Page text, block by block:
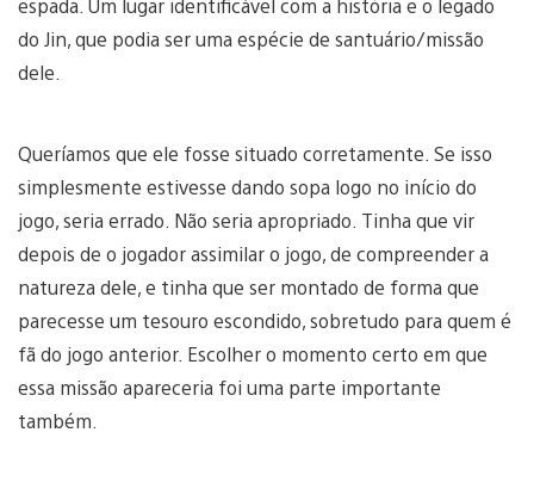
do Jin, que podia ser uma espécie de santuário/missão
dele.
Queríamos que ele fosse situado corretamente. Se isso
simplesmente estivesse dando sopa logo no início do
jogo, seria errado. Não seria apropriado. Tinha que vir
depois de o jogador assimilar o jogo, de compreender a
natureza dele, e tinha que ser montado de forma que
parecesse um tesouro escondido, sobretudo para quem é
fã do jogo anterior. Escolher o momento certo em que
essa missão apareceria foi uma parte importante
também.